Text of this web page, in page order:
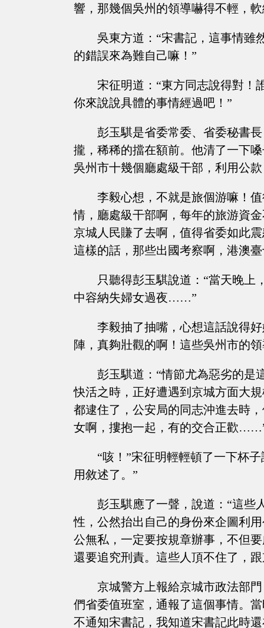
響，那幾個吳州的領導嚇得不輕，
吳東方道：“宋書記，這事情雖
的錯誤來為難自己嘛！”
宋征明道：“東方同志說得對！
你來說說具體的事情經過吧！”
彭玉騏是省委常委、省委秘書
攏，稀稀的擋在額前。他清了一下
吳州市十幾個廳處級干部，利用公
李毅心想，不就是旅個游嘛！
情，廳處級干部啊，每年的旅游資
京城人民賺了去啊，值得省委如此
這樣的話，那些出國考察啊，港澳
只聽得彭玉騏說道：“當天晚上
中容納失婦女過夜……”
李毅抽了抽嘴，心想這話說得
陣，真夠壯觀的啊！這些吳州市的
彭玉騏道：“情節尤為惡劣的是
快活之時，正好遭遇到京城方面大
都逮住了，公安局的同志沖進去時
女啊，摟抱一起，有的交合正歡
“咳！”宋征明輕輕頓了一下杯
用敘述了。”
彭玉騏應了一聲，說道：“這些
性，公然抬出自己的身份來企圖利
公無私，一定要按規章辦事，不但
還要追究刑責。這些人頂不住了，
京城警方上報給京城市政法部
們省委值班室，通報了這個事情。
不通知宋書記，我知道宋書記此時